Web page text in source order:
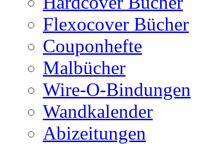
Flexocover Bücher
Couponhefte
Malbücher
Wire-O-Bindungen
Wandkalender
Abizeitungen